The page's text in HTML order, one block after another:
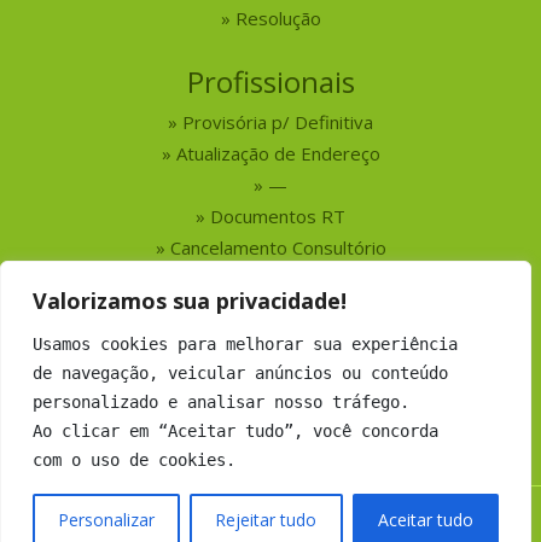
Valorizamos sua privacidade!
Usamos cookies para melhorar sua experiência
de navegação, veicular anúncios ou conteúdo
personalizado e analisar nosso tráfego.
Ao clicar em “Aceitar tudo”, você concorda
com o uso de cookies.
Personalizar Rejeitar tudo Aceitar tudo
Resolução
Profissionais
Provisória p/ Definitiva
Atualização de Endereço
—
Documentos RT
Cancelamento Consultório
Serviços
Busca por Profissionais
Busca por Empresas
Números do CRMV-MS
Copyright 2019 CRMV-MS - Todos os direitos Reservados.